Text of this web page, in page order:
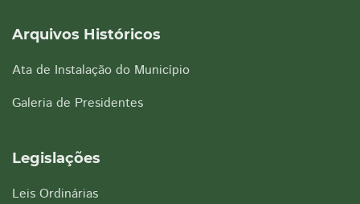
Arquivos Históricos
Ata de Instalação do Município
Galeria de Presidentes
Legislações
Leis Ordinárias